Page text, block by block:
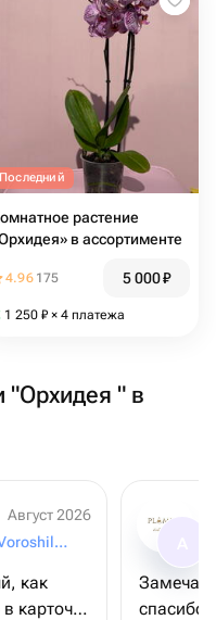
Последний
растение
в ассортименте
4.96 175 5 000₽
1 250 ₽ × 4 платежа
"Орхидея " в
Август 2026
FMART x Voroshilovsky
как
карточке
спасибо